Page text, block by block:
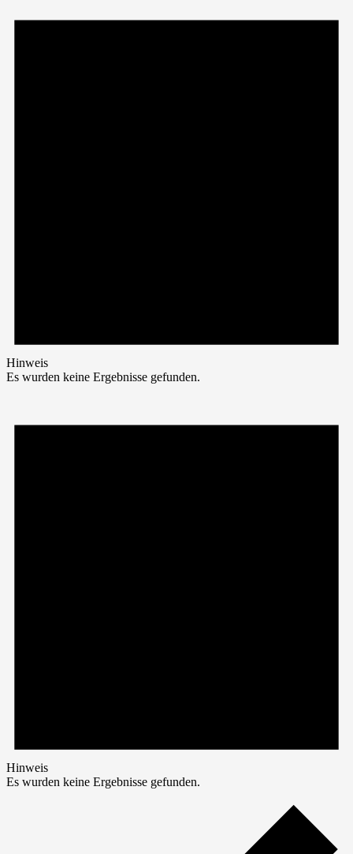
Hinweis
Es wurden keine Ergebnisse gefunden.
Hinweis
Es wurden keine Ergebnisse gefunden.